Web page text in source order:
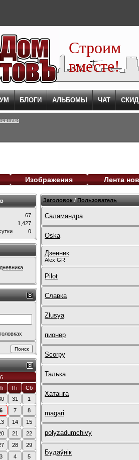
Строим
вместе!
БЛОГИ АЛЬБОМЫ ЧАТ
Изображения Лента
Заголовок / Пользователь
Саламандра
Oska
Дзенник
Alex GR
Pilot
Славка
Zlusya
пионер
Scorpy
Талька
Хатанга
magari
polyzadumchivy
Будаўнік
67
1,427
0
Пт
Сб
31
1
6 7
8
14
15
21
22
28
29
3 4 5